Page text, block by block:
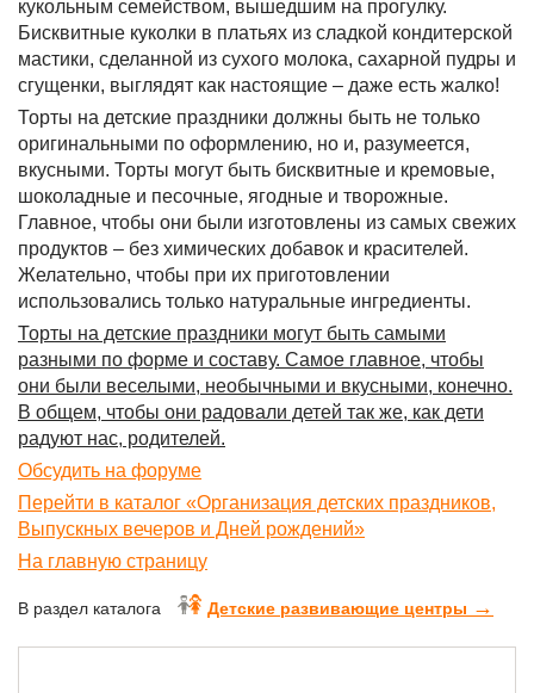
кукольным семейством, вышедшим на прогулку.
Бисквитные куколки в платьях из сладкой кондитерской
мастики, сделанной из сухого молока, сахарной пудры и
сгущенки, выглядят как настоящие – даже есть жалко!
Торты на детские праздники должны быть не только
оригинальными по оформлению, но и, разумеется,
вкусными. Торты могут быть бисквитные и кремовые,
шоколадные и песочные, ягодные и творожные.
Главное, чтобы они были изготовлены из самых свежих
продуктов – без химических добавок и красителей.
Желательно, чтобы при их приготовлении
использовались только натуральные ингредиенты.
Торты на детские праздники могут быть самыми
разными по форме и составу. Самое главное, чтобы
они были веселыми, необычными и вкусными, конечно.
В общем, чтобы они радовали детей так же, как дети
радуют нас, родителей.
Обсудить на форуме
Перейти в каталог «Организация детских праздников,
Выпускных вечеров и Дней рождений»
На главную страницу
В раздел каталога Детские развивающие центры →